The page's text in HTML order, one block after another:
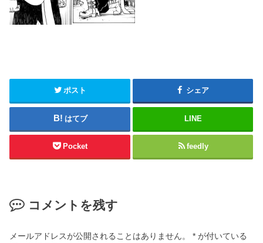
ポスト シェア
はてブ LINE
Pocket feedly
コメントを残す
メールアドレスが公開されることはありません。 * が付いている